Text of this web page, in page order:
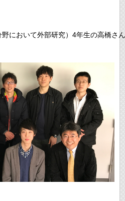
において外部研究）4年生の高橋さ